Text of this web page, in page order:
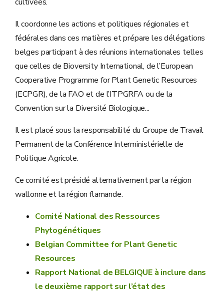
Il coordonne les actions et politiques régionales et
fédérales dans ces matières et prépare les délégations
belges participant à des réunions internationales telles
que celles de Bioversity International, de l’European
Cooperative Programme for Plant Genetic Resources
(ECPGR), de la FAO et de l’ITPGRFA ou de la
Convention sur la Diversité Biologique...
Il est placé sous la responsabilité du Groupe de Travail
Permanent de la Conférence Interministérielle de
Politique Agricole.
Ce comité est présidé alternativement par la région
wallonne et la région flamande.
Comité National des Ressources
Phytogénétiques
Belgian Committee for Plant Genetic
Resources
Rapport National de BELGIQUE à inclure dans
le deuxième rapport sur l’état des